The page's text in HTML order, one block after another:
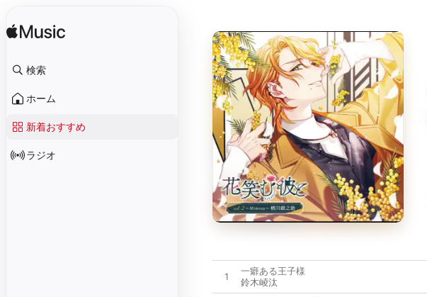
検索
ホーム
新着おすすめ
ラジオ
1
一癖ある王子様
鈴木崚汰